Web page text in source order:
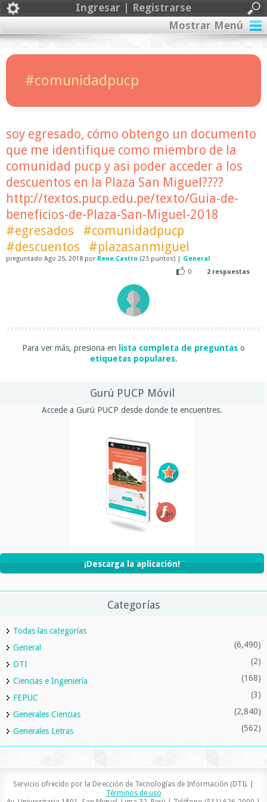
Ingresar | Registrarse
Mostrar Menú
#comunidadpucp
soy egresado, cómo obtengo un documento
que me identifique como miembro de la
comunidad pucp y asi poder acceder a los
descuentos en la Plaza San Miguel????
http://textos.pucp.edu.pe/texto/Guia-de-
beneficios-de-Plaza-San-Miguel-2018
#egresados
#comunidadpucp
#descuentos
#plazasanmiguel
preguntado Ago 25, 2018 por Rene Castro (25 puntos) | General
0
2 respuestas
Para ver más, presiona en lista completa de preguntas o
etiquetas populares.
Gurú PUCP Móvil
Accede a Gurú PUCP desde donde te encuentres.
¡Descarga la aplicación!
Categorías
Todas las categorías
General
(6,490)
DTI (2)
Ciencias e Ingeniería (168)
FEPUC (3)
Generales Ciencias (2,840)
Generales Letras (562)
Servicio ofrecido por la Dirección de Tecnologías de Información (DTI). |
Términos de uso